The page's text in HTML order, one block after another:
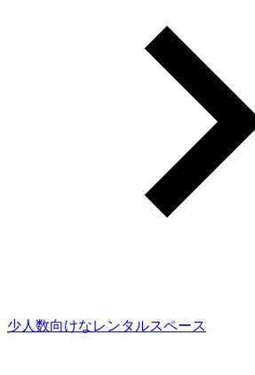
少人数向けなレンタルスペース